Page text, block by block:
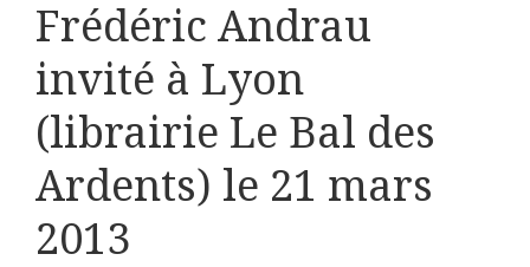
Frédéric Andrau
invité à Lyon
(librairie Le Bal des
Ardents) le 21 mars
2013